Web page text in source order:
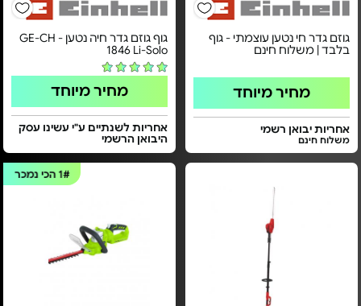
גוזם גדר חי נטען עוצמתי - גוף
בלבד | משלוח חינם
מחיר מיוחד
אחריות יבואן רשמי
משלוח חינם
גוף גוזם גדר חיה נטען - GE-CH
1846 Li-Solo
מחיר מיוחד
אחריות לשנתיים ע"י עשינו עסק
היבואן הרשמי
1#הכי נמכר